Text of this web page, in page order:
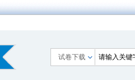
试卷下载